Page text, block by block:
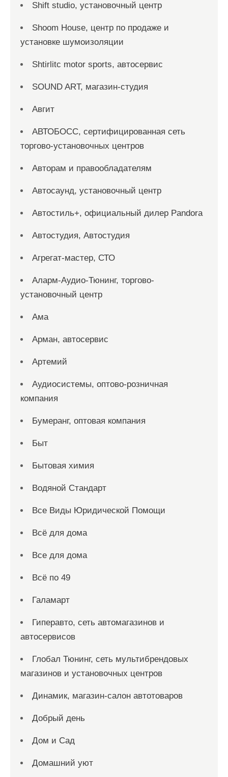
Shift studio, установочный центр
Shoom House, центр по продаже и
установке шумоизоляции
Shtirlitc motor sports, автосервис
SOUND ART, магазин-студия
Авгит
АВТОБОСС, сертифицированная сеть
торгово-установочных центров
Авторам и правообладателям
Автосаунд, установочный центр
Автостиль+, официальный дилер Pandora
Автостудия, Автостудия
Агрегат-мастер, СТО
Аларм-Аудио-Тюнинг, торгово-
установочный центр
Ама
Арман, автосервис
Артемий
Аудиосистемы, оптово-розничная
компания
Бумеранг, оптовая компания
Быт
Бытовая химия
Водяной Стандарт
Все Виды Юридической Помощи
Всё для дома
Все для дома
Всё по 49
Галамарт
Гиперавто, сеть автомагазинов и
автосервисов
Глобал Тюнинг, сеть мультибрендовых
магазинов и установочных центров
Динамик, магазин-салон автотоваров
Добрый день
Дом и Сад
Домашний уют